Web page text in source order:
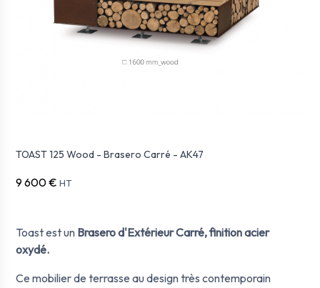
Toast est un Brasero d'Extérieur Carré, finitionacier
oxydé.
Ce mobilier de terrasse au design très contemporain
TOAST 125 Wood - Brasero Carré - AK47
9 600 € HT